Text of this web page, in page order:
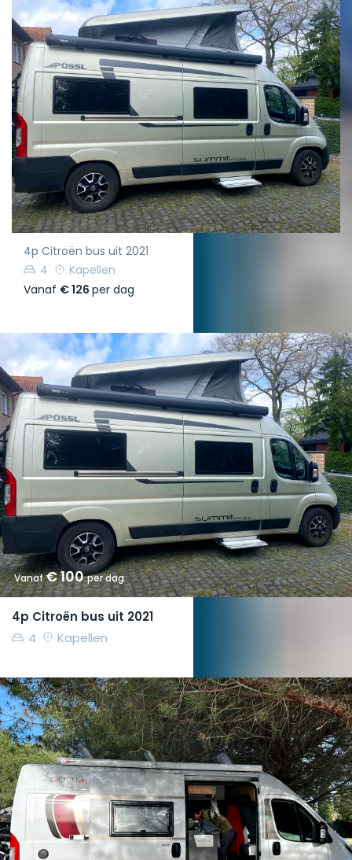
4p Citroën bus uit 2021
4
Kapellen
Vanaf € 126 per dag
Vanaf€ 100per dag
4p Citroën bus uit 2021
4
Kapellen